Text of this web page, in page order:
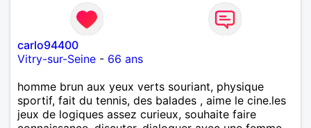
carlo94400
Vitry-sur-Seine - 66 ans
homme brun aux yeux verts souriant, physique
sportif, fait du tennis, des balades , aime le cine.les
jeux de logiques assez curieux, souhaite faire